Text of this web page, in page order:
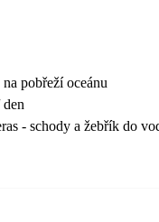
pobřeží oceánu
- schody a žebřík do